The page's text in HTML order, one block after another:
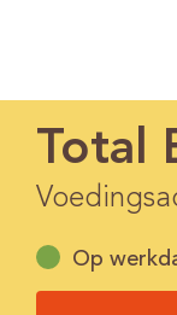
Total
Op